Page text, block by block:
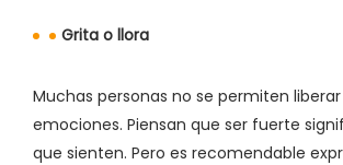
Grita o llora
Muchas personas no se permiten liberar
emociones. Piensan que ser fuerte
que sienten. Pero es recomendable